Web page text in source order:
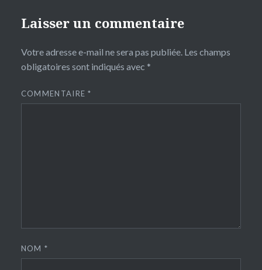
Laisser un commentaire
Votre adresse e-mail ne sera pas publiée. Les champs
obligatoires sont indiqués avec *
COMMENTAIRE*
NOM*